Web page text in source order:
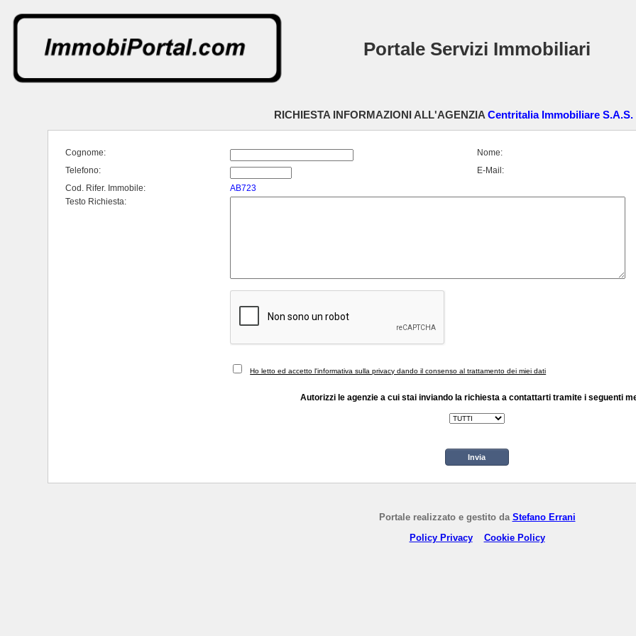
Portale Servizi Immobiliari
RICHIESTA INFORMAZIONI ALL'AGENZIA Centritalia Immobiliare
Cognome:
Nome:
Telefono:
E-Mail:
Cod. Rifer. Immobile:
AB723
Testo Richiesta:
Ho letto ed accetto l'informativa sulla privacy dando il consenso al trattamento dei miei dati
Autorizzi le agenzie a cui stai inviando la richiesta a contattarti tramite i seguenti
Invia
Portale realizzato e gestito da Stefano Errani
Policy Privacy
Cookie Policy